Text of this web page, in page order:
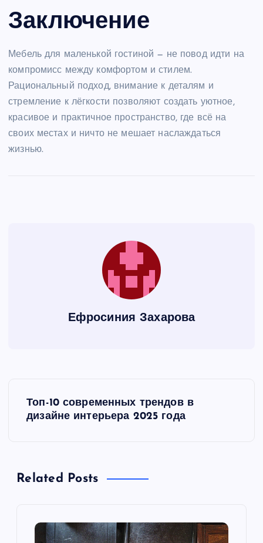
Заключение
Мебель для маленькой гостиной — не повод идти на
компромисс между комфортом и стилем.
Рациональный подход, внимание к деталям и
стремление к лёгкости позволяют создать уютное,
красивое и практичное пространство, где всё на
своих местах и ничто не мешает наслаждаться
жизнью.
Ефросиния Захарова
и
Топ-10 современных трендов в
дизайне интерьера 2025 года
Related Posts